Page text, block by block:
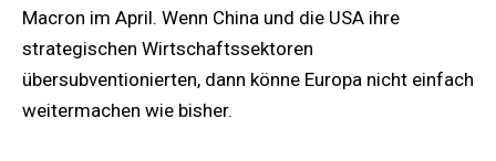
Macron im April. Wenn China und die USA ihre
strategischen Wirtschaftssektoren
übersubventionierten, dann könne Europa nicht einfach
weitermachen wie bisher.